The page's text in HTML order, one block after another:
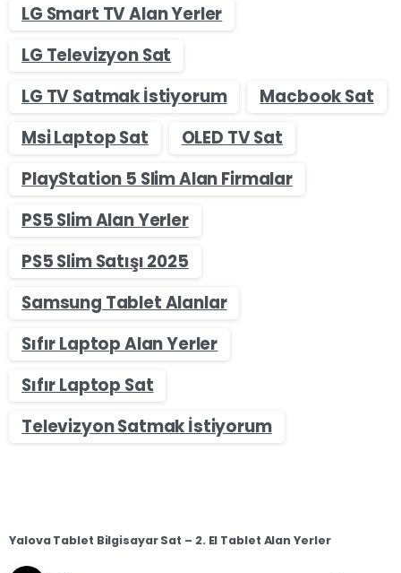
LG Smart TV Alan Yerler
LG Televizyon Sat
LG TV Satmak İstiyorum
Macbook Sat
Msi Laptop Sat
OLED TV Sat
PlayStation 5 Slim Alan Firmalar
PS5 Slim Alan Yerler
PS5 Slim Satışı 2025
Samsung Tablet Alanlar
Sıfır Laptop Alan Yerler
Sıfır Laptop Sat
Televizyon Satmak İstiyorum
Yalova Tablet Bilgisayar Sat – 2. El Tablet Alan Yerler